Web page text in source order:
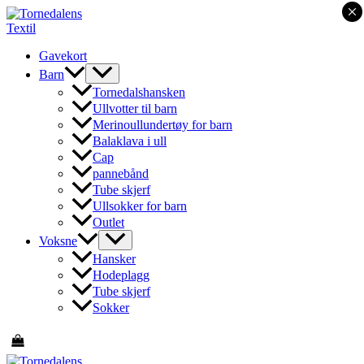
Hopp
rett
innholdetGavekort
Barn
Tornedalshansken
Ullvotter til barn
Merinoullundertøy for barn
Balaklava i ull
Cap
pannebånd
Tube skjerf
Ullsokker for barn
Outlet
Voksne
Hansker
Hodeplagg
Tube skjerf
Sokker
×